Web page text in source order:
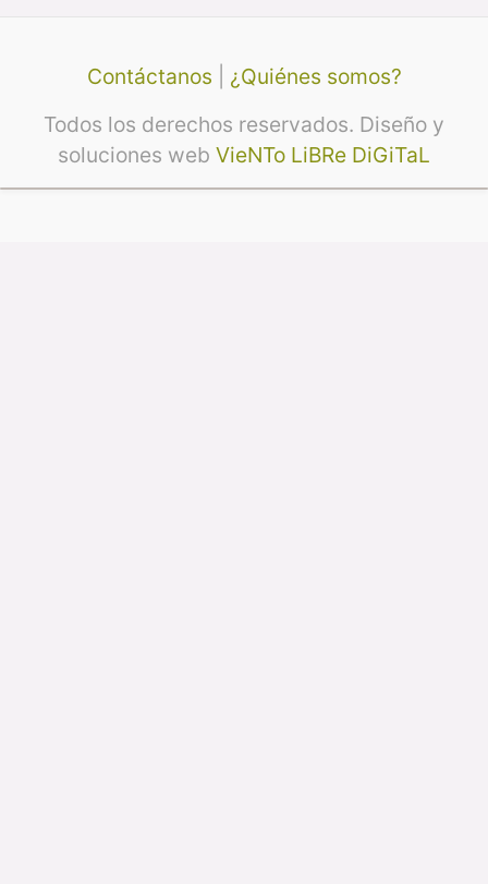
Contáctanos
¿Quiénes somos?
Todos los derechos reservados. Diseño y
soluciones web VieNTo LiBRe DiGiTaL